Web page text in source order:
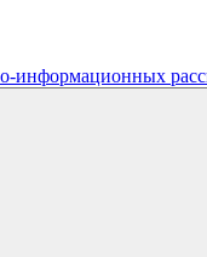
информационных